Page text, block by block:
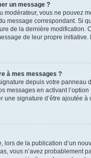
un message ?
modérateur, vous ne pouvez
message correspondant. Si
de la dernière
de leur propre
à mes messages ?
depuis votre panneau
messages en activant
une signature d’être ajoutée
lors de la publication d’un
vous n’avez probablement